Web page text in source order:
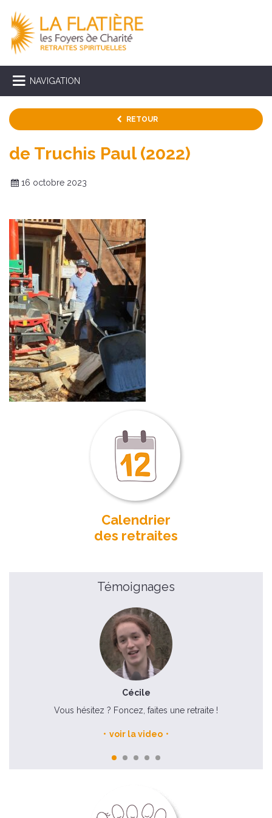
NAVIGATION
RETOUR
de Truchis Paul (2022)
16 octobre 2023
Calendrier
des retraites
Témoignages
Cécile
Vous hésitez ? Foncez, faites une retraite !
voir la video